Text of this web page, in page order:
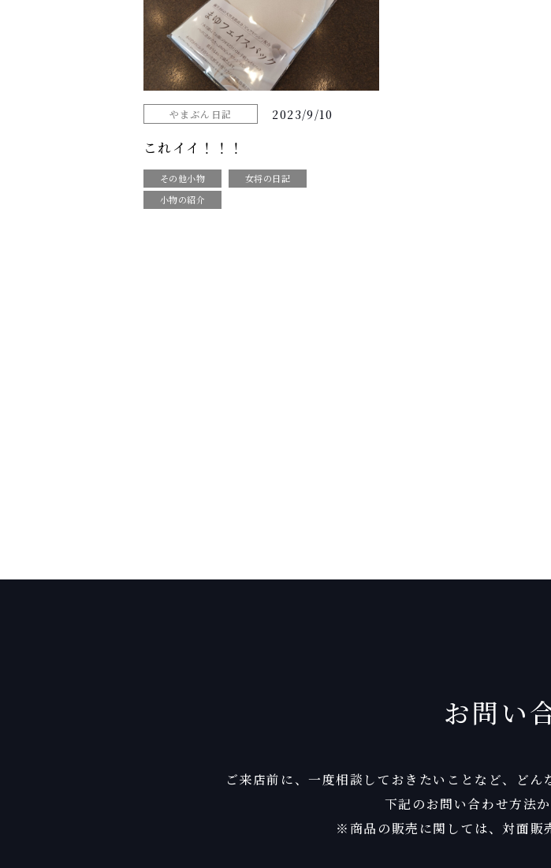
やまぶん日記 2023/9/10
これイイ！！！
その他小物
女将の日記
小物の紹介
お問い
ご来店前に、一度相談しておきたいことなど、
どん
下記のお問い合わせ方法
※商品の販売に関しては、 対面販